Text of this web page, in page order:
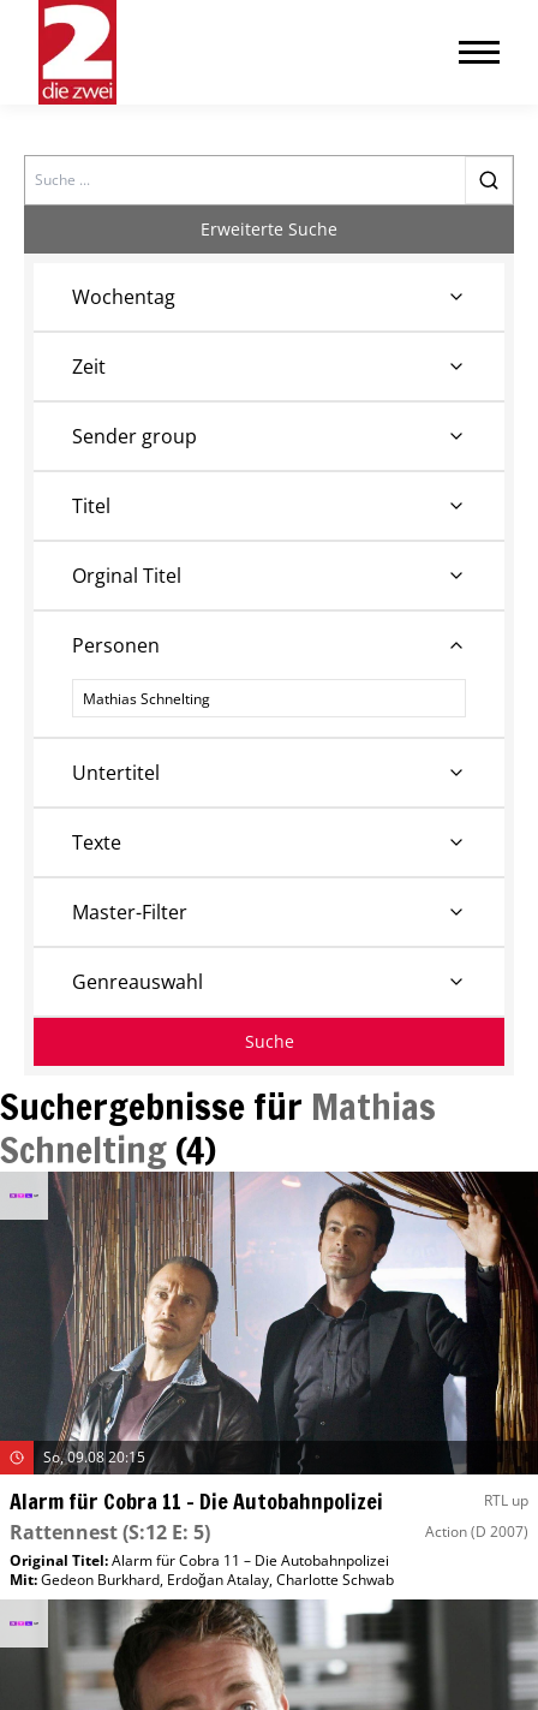
Search
Suchergebnisse für Mathias
Schnelting(4)
So, 09.08 20:15
Alarm für Cobra 11 – Die Autobahnpolizei RTL up
Rattennest(S:12 E: 5) Action(D 2007)
Original Titel:Alarm für Cobra 11 – Die Autobahnpolizei
Mit:Gedeon Burkhard, Erdoğan Atalay,Charlotte Schwab
Erweiterte Suche
Wochentag
Zeit
Sender group
Titel
Orginal Titel
Personen
Personen
Untertitel
Texte
Master-Filter
Genreauswahl
Suche